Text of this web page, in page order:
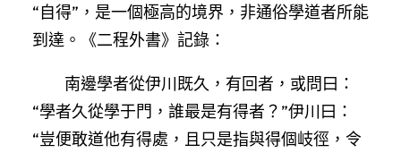
“自得”，是一個極高的境界，非通俗學道者所能
到達。《二程外書》記錄：
南邊學者從伊川既久，有回者，或問曰：
“學者久從學于門，誰最是有得者？”伊川曰：
“豈便敢道他有得處，且只是指與得個岐徑，令